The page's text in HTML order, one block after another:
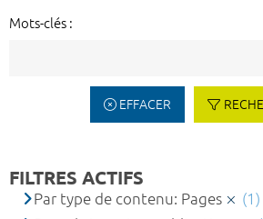
Mots-clés :
EFFACER
FILTRES ACTIFS
Par type de contenu: Pages
(1)